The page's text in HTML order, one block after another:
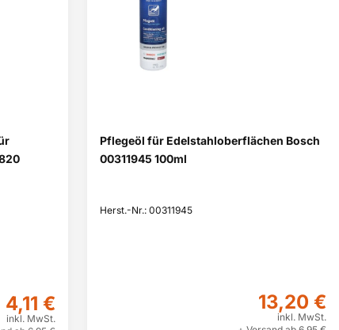
4,11 €
inkl. MwSt.
Pflegeöl für Edelstahloberflächen Bosch
00311945 100ml
Herst.-Nr.: 00311945
13,20 €
inkl. MwSt.